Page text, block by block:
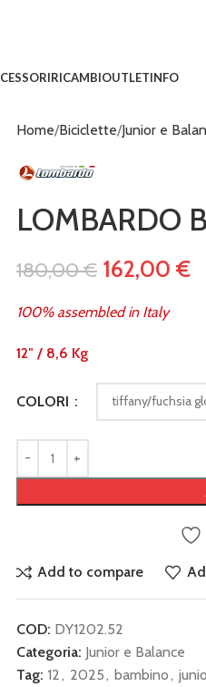
RICAMBIOUTLETINFO
Home Biciclette Junior e
LOMBARDO
180,00€ 162,00 €
100% assembled in Italy
12″ / 8,6 Kg
COLORI
Add to compare
COD: DY1202.52
Categoria: Junior e Balance
Tag: 12 , 2025 , bambino ,